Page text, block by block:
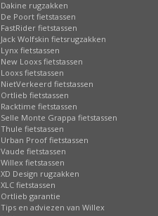
Dakine rugzakken
De Poort fietstassen
FastRider fietstassen
Jack Wolfskin fietsrugzakken
Lynx fietstassen
New Looxs fietstassen
Looxs fietstassen
NietVerkeerd fietstassen
Ortlieb fietstassen
Racktime fietstassen
Selle Monte Grappa fietstassen
Thule fietstassen
Urban Proof fietstassen
Vaude fietstassen
Willex fietstassen
XD Design rugzakken
XLC fietstassen
Ortlieb garantie
Tips en adviezen van Willex